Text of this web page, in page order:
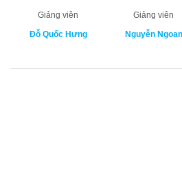
Giảng viên
Đỗ Quốc Hưng
Giảng viên
Nguyễn Ngoan